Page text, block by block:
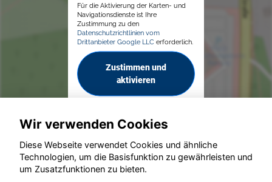
Für die Aktivierung der Karten- und
Navigationsdienste ist Ihre
Zustimmung zu den
Datenschutzrichtlinien vom
Drittanbieter Google LLC erforderlich.
Zustimmen und
aktivieren
© konjunkturmotor.de GmbH 2020 - 2026
Wir verwenden Cookies
Diese Webseite verwendet Cookies und ähnliche
Technologien, um die Basisfunktion zu gewährleisten und
um Zusatzfunktionen zu bieten.